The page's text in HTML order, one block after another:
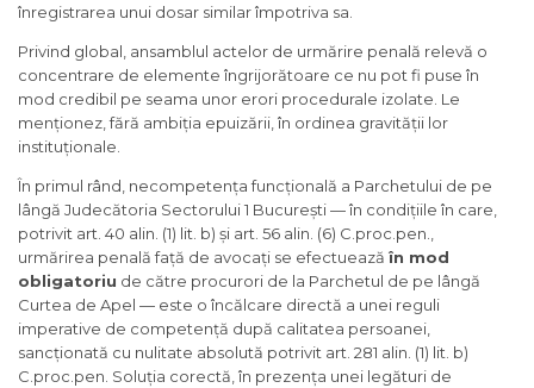
înregistrarea unui dosar similar împotriva sa.
Privind global, ansamblul actelor de urmărire penală relevă o
concentrare de elemente îngrijorătoare ce nu pot fi puse în
mod credibil pe seama unor erori procedurale izolate. Le
menționez, fără ambiția epuizării, în ordinea gravității lor
instituționale.
În primul rând, necompetența funcțională a Parchetului de pe
lângă Judecătoria Sectorului 1 București — în condițiile în care,
potrivit art. 40 alin. (1) lit. b) și art. 56 alin. (6) C.proc.pen.,
urmărirea penală față de avocați se efectuează în mod
obligatoriu de către procurori de la Parchetul de pe lângă
Curtea de Apel — este o încălcare directă a unei reguli
imperative de competență după calitatea persoanei,
sancționată cu nulitate absolută potrivit art. 281 alin. (1) lit. b)
C.proc.pen. Soluția corectă, în prezența unei legături de